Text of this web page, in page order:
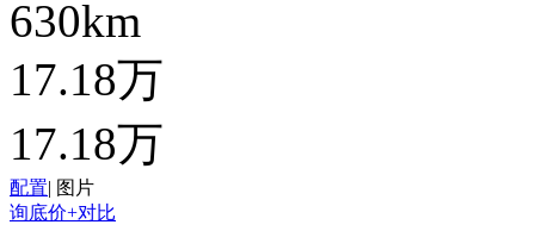
630km
17.18万
17.18万
配置| 图片
询底价+对比